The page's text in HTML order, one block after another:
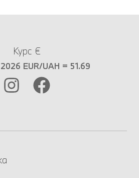
Курс €
EUR/UAH = 51.69